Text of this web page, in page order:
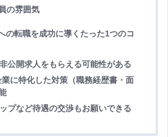
の雰囲気
の転職を成功に導くたった1つのコ
公開求人をもらえる可能性がある
に特化した対策（職務経歴書・面
プなど待遇の交渉もお願いできる